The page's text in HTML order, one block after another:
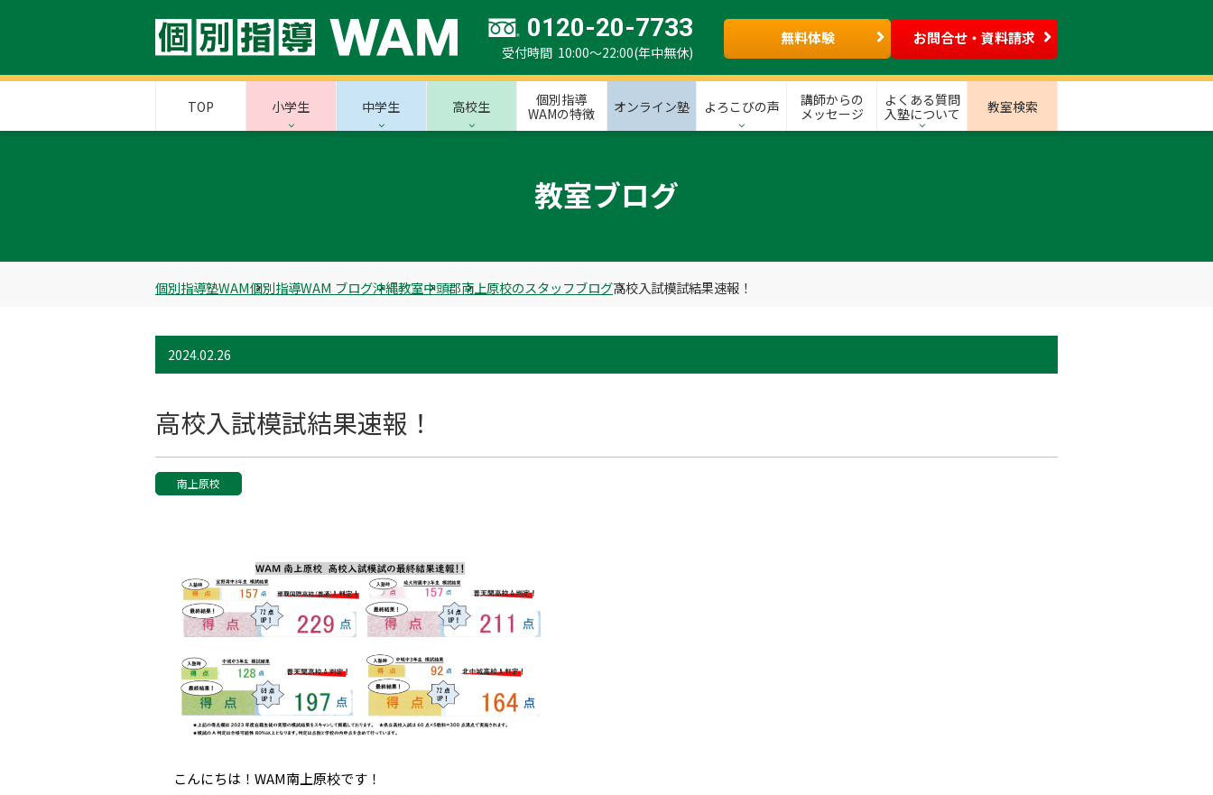
0120-20-7733
受付時間 10:00～22:00(年中無休)
無料体験 お問合せ・資料請求
TOP 小学生 中学生 高校生
個別指導
WAMの特徴
オンライン塾 よろこびの声
講師からの
メッセージ
よくある質問
入塾について
教室検索
教室ブログ
個別指導塾WAM個別指導WAM ブログ沖縄教室中頭郡南上原校のスタッフブログ高校入試模試結果速報！
2024.02.26
高校入試模試結果速報！
南上原校
こんにちは！WAM南上原校です！